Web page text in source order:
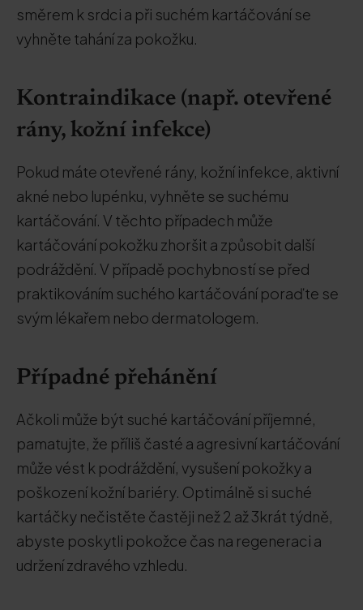
směrem k srdci a při suchém kartáčování se
vyhněte tahání za pokožku.
Kontraindikace (např. otevřené
rány, kožní infekce)
Pokud máte otevřené rány, kožní infekce, aktivní
akné nebo lupénku, vyhněte se suchému
kartáčování. V těchto případech může
kartáčování pokožku zhoršit a způsobit další
podráždění. V případě pochybností se před
praktikováním suchého kartáčování poraďte se
svým lékařem nebo dermatologem.
Případné přehánění
Ačkoli může být suché kartáčování příjemné,
pamatujte, že příliš časté a agresivní kartáčování
může vést k podráždění, vysušení pokožky a
poškození kožní bariéry. Optimálně si suché
kartáčky nečistěte častěji než 2 až 3krát týdně,
abyste poskytli pokožce čas na regeneraci a
udržení zdravého vzhledu.